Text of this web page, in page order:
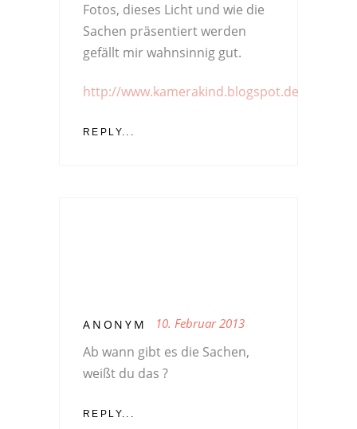
Fotos, dieses Licht und wie die
Sachen präsentiert werden
gefällt mir wahnsinnig gut.
http://www.kamerakind.blogspot.de
REPLY...
ANONYM 10. Februar 2013
Ab wann gibt es die Sachen,
weißt du das ?
REPLY...